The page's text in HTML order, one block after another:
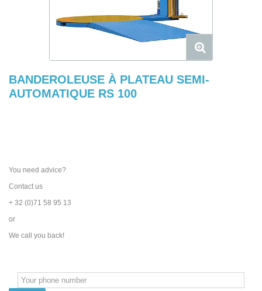
BANDEROLEUSE À PLATEAU SEMI-
AUTOMATIQUE RS 100
You need advice?
Contact us
+ 32 (0)71 58 95 13
or
We call you back!